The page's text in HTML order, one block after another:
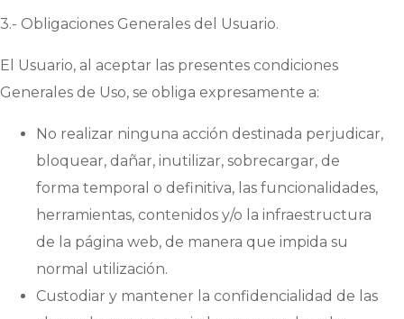
3.- Obligaciones Generales del Usuario.
El Usuario, al aceptar las presentes condiciones
Generales de Uso, se obliga expresamente a:
No realizar ninguna acción destinada perjudicar,
bloquear, dañar, inutilizar, sobrecargar, de
forma temporal o definitiva, las funcionalidades,
herramientas, contenidos y/o la infraestructura
de la página web, de manera que impida su
normal utilización.
Custodiar y mantener la confidencialidad de las